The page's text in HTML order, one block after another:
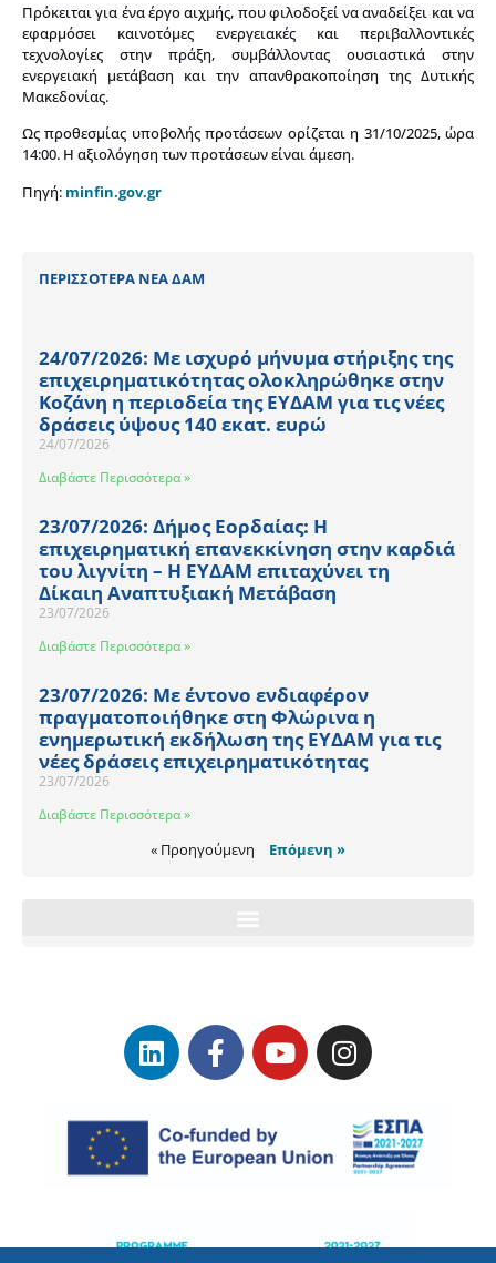
Πρόκειται για ένα έργο αιχμής, που φιλοδοξεί να αναδείξει και να
εφαρμόσει καινοτόμες ενεργειακές και περιβαλλοντικές
τεχνολογίες στην πράξη, συμβάλλοντας ουσιαστικά στην
ενεργειακή μετάβαση και την απανθρακοποίηση της Δυτικής
Μακεδονίας.
Ως προθεσμίας υποβολής προτάσεων ορίζεται η 31/10/2025, ώρα
14:00. Η αξιολόγηση των προτάσεων είναι άμεση.
Πηγή: minfin.gov.gr
ΠΕΡΙΣΣΟΤΕΡΑ ΝΕΑ ΔΑΜ
24/07/2026: Με ισχυρό μήνυμα στήριξης της
επιχειρηματικότητας ολοκληρώθηκε στην
Κοζάνη η περιοδεία της ΕΥΔΑΜ για τις νέες
δράσεις ύψους 140 εκατ. ευρώ
24/07/2026
Διαβάστε Περισσότερα »
23/07/2026: Δήμος Εορδαίας: Η
επιχειρηματική επανεκκίνηση στην καρδιά
του λιγνίτη – Η ΕΥΔΑΜ επιταχύνει τη
Δίκαιη Αναπτυξιακή Μετάβαση
23/07/2026
Διαβάστε Περισσότερα »
23/07/2026: Με έντονο ενδιαφέρον
πραγματοποιήθηκε στη Φλώρινα η
ενημερωτική εκδήλωση της ΕΥΔΑΜ για τις
νέες δράσεις επιχειρηματικότητας
23/07/2026
Διαβάστε Περισσότερα »
« Προηγούμενη Επόμενη »